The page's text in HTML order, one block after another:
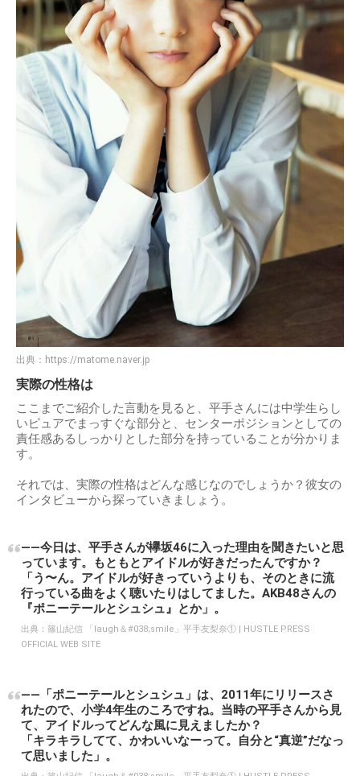
出典： https://matome.naver.jp
実際の性格は
ここまでご紹介した言動を見ると、平手さんには中学生らし
いピュアでまっすぐな部分と、センターポジションとしての
責任感あるしっかりとした部分を持っていることが分かりま
す。
それでは、実際の性格はどんな感じなのでしょうか？彼女の
インタビューから探っていきましょう。
――今日は、平手さんが欅坂46に入った理由を聞きたいと思
っています。もともとアイドルが好きだったんですか？
「う〜ん。アイドルが好きっていうよりも、そのときに流
行っている曲をよく聴いたりはしてました。AKB48さんの
『ポニーテールとシュシュ』とか」。
出典： 篠山紀信 「laugh＆#038;smile」平手友梨奈① | HUSTLE PRESS
OFFICIAL WEB SITE
――「ポニーテールとシュシュ」は、2011年にリリースさ
れたので、小学4年生のころですね。当時の平手さんから見
て、アイドルってどんな風に見えましたか？
「キラキラしてて、かわいいなーって。自分と“真逆”だなっ
て思いました」。